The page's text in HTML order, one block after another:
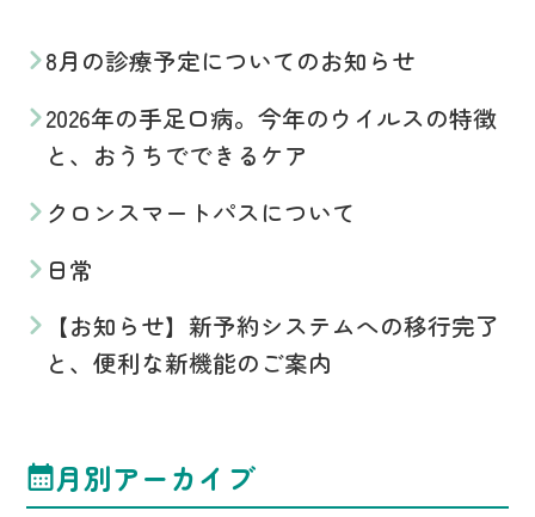
8月の診療予定についてのお知らせ
2026年の手足口病。今年のウイルスの特徴
と、おうちでできるケア
クロンスマートパスについて
日常
【お知らせ】新予約システムへの移行完了
と、便利な新機能のご案内
月別アーカイブ